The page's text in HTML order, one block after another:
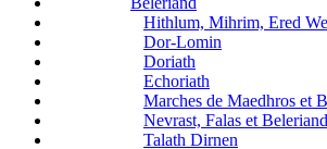
Hithlum, Mihrim, Ered
Dor-Lomin
Doriath
Echoriath
Marches de Maedhros et
Nevrast, Falas et
Talath Dirnen